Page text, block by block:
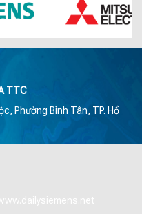
TTC
Phường Bình Tân, TP. Hồ